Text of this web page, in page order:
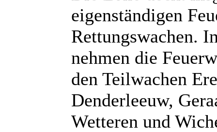
eigenständigen
Rettungswachen.
nehmen die
den Teilwachen
Denderleeuw,
Wetteren und